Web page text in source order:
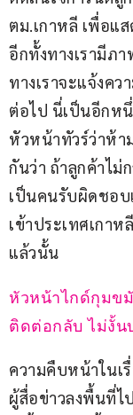
ตม.เกาหลี เพื่อแ
อีกทั้งทางเรามีภ
ทางเราจะแจ้งค
ต่อไป นี่เป็นอีกห
หัวหน้าทัวร์ว่าห้า
กันว่า ถ้าลูกค้าไ
เป็นคนรับผิดชอบ
เข้าประเทศเกา
แล้วนั้น
หัวหน้าไกด์กุมข
ติดต่อกลับ ไม่งั้
ความคืบหน้าในเ
ผู้สื่อข่าวลงพื้นที่ไ